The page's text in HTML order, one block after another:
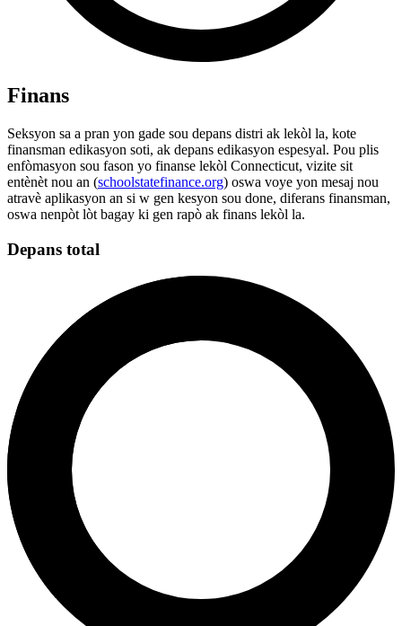
Finans
Seksyon sa a pran yon gade sou depans distri ak lekòl la, kote
finansman edikasyon soti, ak depans edikasyon espesyal. Pou plis
enfòmasyon sou fason yo finanse lekòl Connecticut, vizite sit
entènèt nou an (schoolstatefinance.org) oswa voye yon mesaj nou
atravè aplikasyon an si w gen kesyon sou done, diferans finansman,
oswa nenpòt lòt bagay ki gen rapò ak finans lekòl la.
Depans total